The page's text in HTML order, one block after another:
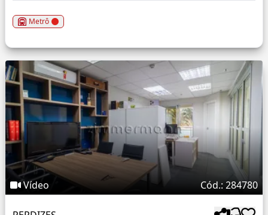
Metrô
Vídeo Cód.: 284780